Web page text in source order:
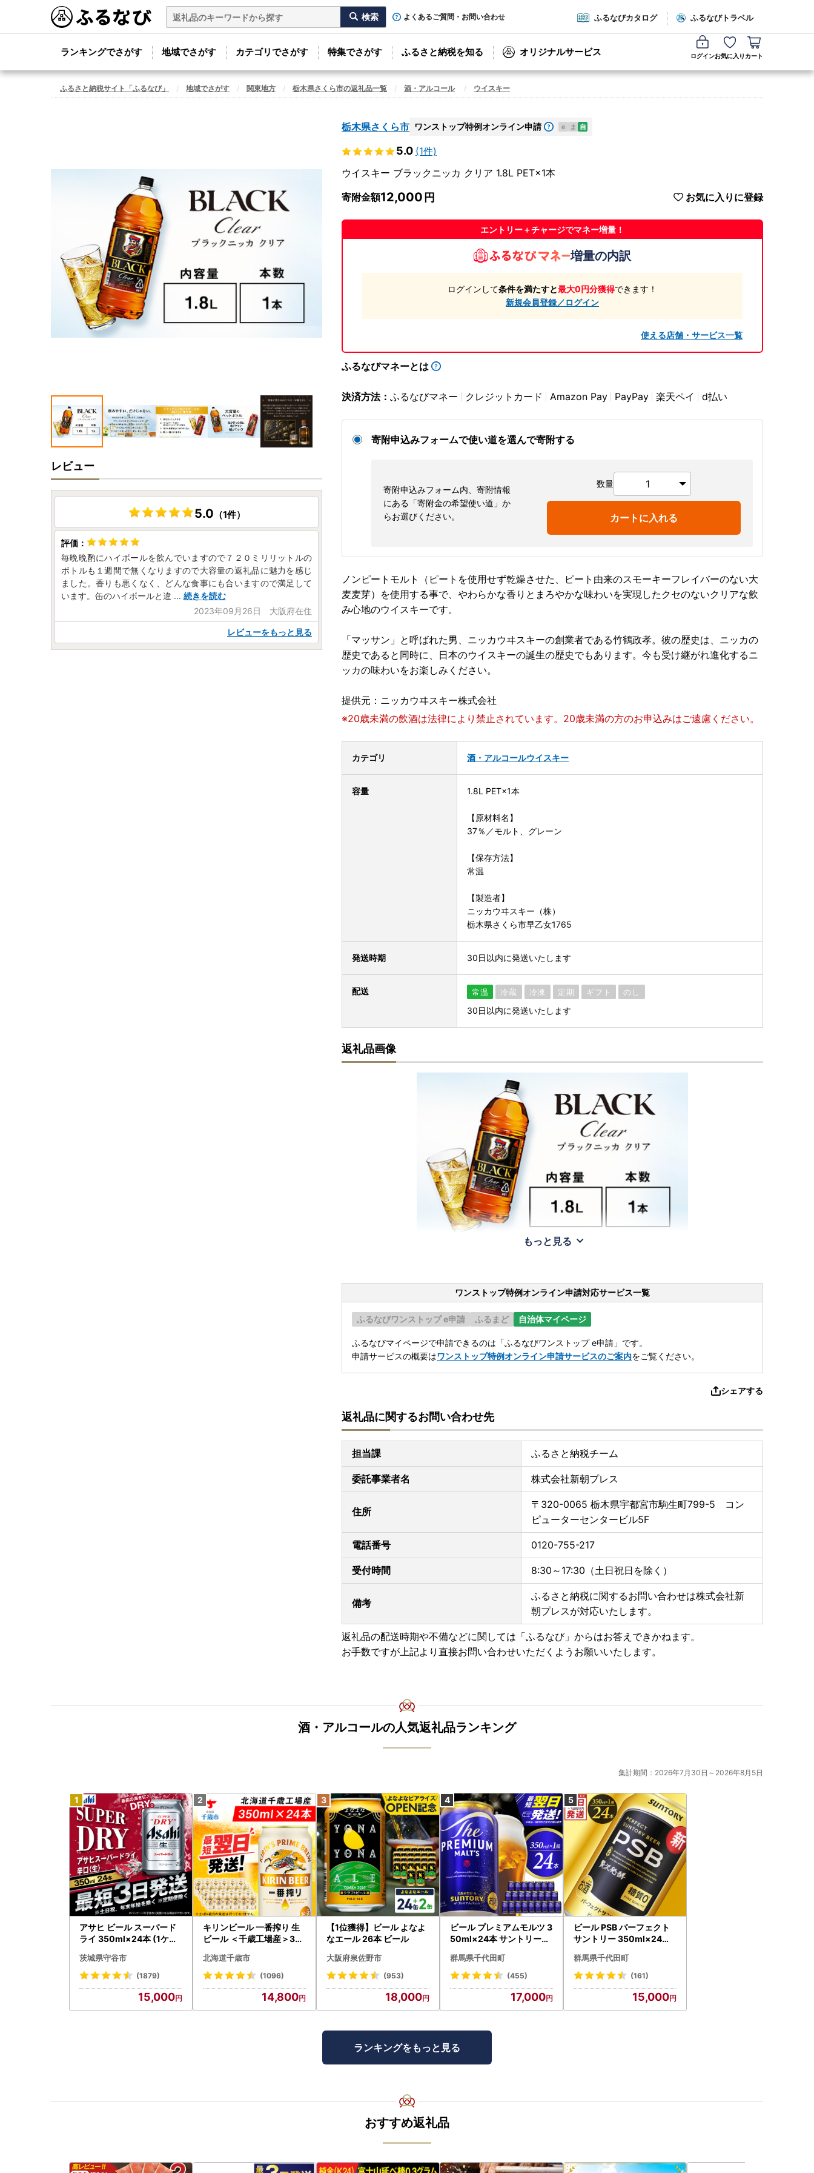
よくあるご質問・お問い合わせ ふるなびカタログ ふるなびトラベル
ランキングでさがす 地域でさがす カテゴリでさがす 特集でさがす ふるさと納税を知る オリジナルサービス ログインお気に入り カート
ふるさと納税サイト「ふるなび」 地域でさがす 関東地方 栃木県さくら市の返礼品一覧 酒・アルコール ウイスキー
栃木県さくら市 ワンストップ特例オンライン申請 e ま 自
5.0 (1件)
ウイスキー ブラックニッカ クリア 1.8L PET×1本
寄附金額12,000 お気に入りに登録
エントリー＋チャージでマネー増量！
増量の内訳
ログインして条件を満たすと最大0円分獲得できます！
新規会員登録／ログイン
使える店舗・サービス一覧
ふるなびマネーとは
決済方法： ふるなびマネー クレジットカード Amazon Pay PayPay 楽天ペイ d払い
寄附申込みフォームで使い道を選んで寄附する
寄附申込みフォーム内、寄附情報
にある「寄附金の希望使い道」か
らお選びください。
数量
カートに入れる
ノンピートモルト（ピートを使用せず乾燥させた、ピート由来のスモーキーフレイバーのない大
麦麦芽）を使用する事で、やわらかな香りとまろやかな味わいを実現したクセのないクリアな飲
み心地のウイスキーです。
「マッサン」と呼ばれた男、ニッカウヰスキーの創業者である竹鶴政孝。彼の歴史は、ニッカの
歴史であると同時に、日本のウイスキーの誕生の歴史でもあります。今も受け継がれ進化するニ
ッカの味わいをお楽しみください。
提供元：ニッカウヰスキー株式会社
※20歳未満の飲酒は法律により禁止されています。20歳未満の方のお申込みはご遠慮ください。
カテゴリ 酒・アルコールウイスキー
容量 1.8L PET×1本
【原材料名】
37％／モルト、グレーン
【保存方法】
常温
【製造者】
ニッカウヰスキー（株）
栃木県さくら市早乙女1765
発送時期 30日以内に発送いたします
配送 常温 冷蔵 冷凍 定期 ギフト のし
30日以内に発送いたします
返礼品画像
もっと見る
ワンストップ特例オンライン申請対応サービス一覧
ふるなびワンストップ e申請 ふるまど 自治体マイページ
ふるなびマイページで申請できるのは「ふるなびワンストップ e申請」です。
申請サービスの概要はワンストップ特例オンライン申請サービスのご案内をご覧ください。
シェアする
返礼品に関するお問い合わせ先
担当課 ふるさと納税チーム
委託事業者名 株式会社新朝プレス
住所
〒320-0065 栃木県宇都宮市駒生町799-5 コン
ピューターセンタービル5F
電話番号 0120-755-217
受付時間 8:30～17:30（土日祝日を除く）
備考
ふるさと納税に関するお問い合わせは株式会社新
朝プレスが対応いたします。
返礼品の配送時期や不備などに関しては「ふるなび」からはお答えできかねます。
お手数ですが上記より直接お問い合わせいただくようお願いいたします。
レビュー
5.0 （1件）
毎晩晩酌にハイボールを飲んでいますので７２０ミリリットルの
ボトルも１週間で無くなりますので大容量の返礼品に魅力を感じ
ました。香りも悪くなく、どんな食事にも合いますので満足して
います。缶のハイボールと違 ... 続きを読む
2023年09月26日 大阪府在住
レビューをもっと見る
酒・アルコールの人気返礼品ランキング
集計期間：2026年7月30日～2026年8月5日
アサヒ ビール スーパード
ライ 350ml×24本 (1ケー
＞ 缶ビール Asahi superD
RY お酒
茨城県守谷市
(1879)
15,000
キリンビール 一番搾り 生
ビール ＜千歳工場産＞35
北海道千歳市
(1096)
14,800
【1位獲得】ビール よなよ
なエール 26本 ビール
大阪府泉佐野市
(953)
18,000
ビール プレミアムモルツ 3
50ml×24本 サントリービ
群馬県千代田町
(455)
17,000
ビール PSB パーフェクト
サントリー 350ml×24本
群馬県千代田町
(161)
15,000
ランキングをもっと見る
おすすめ返礼品